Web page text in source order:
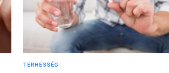
TERHESSÉG